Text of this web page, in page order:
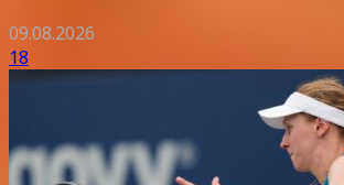
09.08.2026
18